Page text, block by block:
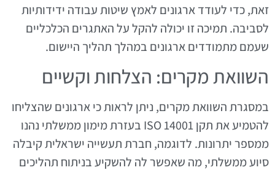
זאת, כדי לעודד ארגונים לאמץ שיטות עבודה ידידותיות
לסביבה. תמיכה זו יכולה להקל על האתגרים הכלכליים
שעמם מתמודדים ארגונים במהלך תהליך היישום.
השוואת מקרים: הצלחות וקשיים
במסגרת השוואת מקרים, ניתן לראות כי ארגונים שהצליחו
להטמיע את תקן ISO 14001 בעזרת מימון ממשלתי נהנו
ממספר יתרונות. לדוגמה, חברת תעשייה ישראלית קיבלה
סיוע ממשלתי, מה שאפשר לה להשקיע בניתוח תהליכים